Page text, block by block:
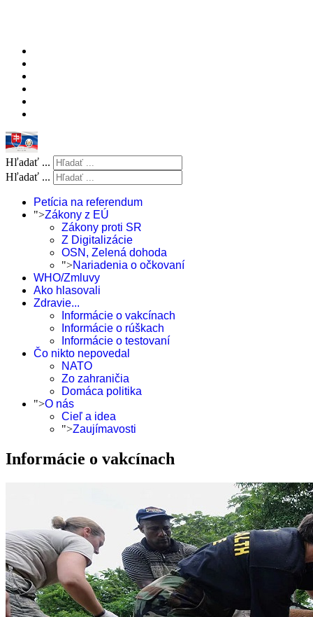
Hľadať ...
Hľadať ...
Petícia na referendum
">Zákony z EÚ
Zákony proti SR
Z Digitalizácie
OSN, Zelená dohoda
">Nariadenia o očkovaní
WHO/Zmluvy
Ako hlasovali
Zdravie...
Informácie o vakcínach
Informácie o rúškach
Informácie o testovaní
Čo nikto nepovedal
NATO
Zo zahraničia
Domáca politika
">O nás
Cieľ a idea
">Zaujímavosti
Informácie o vakcínach